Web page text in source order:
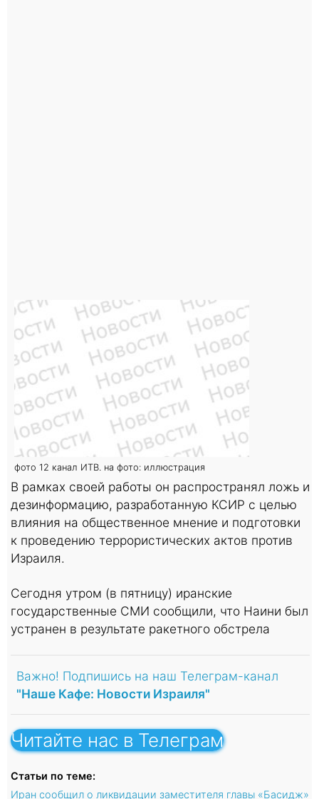
фото 12 канал ИТВ. на фото: иллюстрация
В рамках своей работы он распространял ложь и
дезинформацию, разработанную КСИР с целью
влияния на общественное мнение и подготовки
к проведению террористических актов против
Израиля.
Сегодня утром (в пятницу) иранские
государственные СМИ сообщили, что Наини был
устранен в результате ракетного обстрела
Важно! Подпишись на наш Телеграм-канал
"Наше Кафе: Новости Израиля"
Читайте нас в Телеграм
Статьи по теме:
Иран сообщил о ликвидации заместителя главы «Басидж»